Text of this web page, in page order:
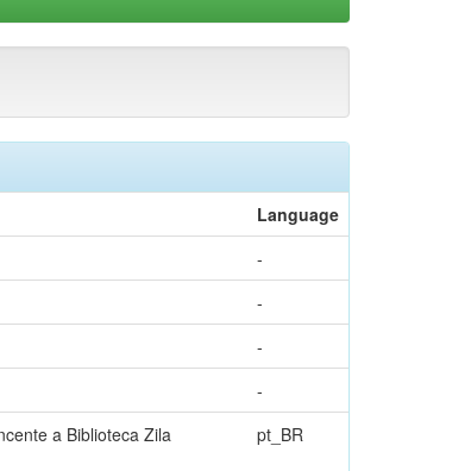
Language
-
-
-
-
a Biblioteca Zila
pt_BR